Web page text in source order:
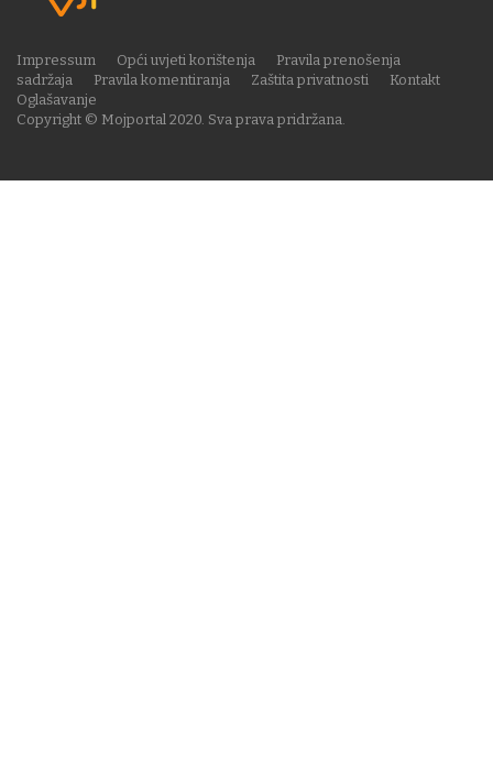
Copyright © Mojportal 2020. Sva prava pridržana.
Impressum Opći uvjeti korištenja
Pravila prenošenja
sadržaja
Pravila komentiranja Zaštita privatnosti
Kontakt
Oglašavanje